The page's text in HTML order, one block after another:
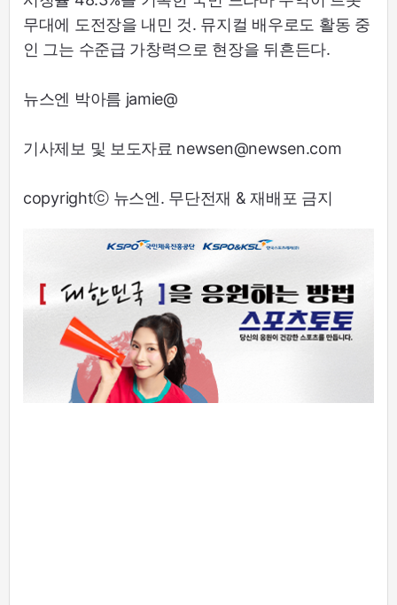
무대에 도전장을 내민 것. 뮤지컬 배우로도 활동 중
인 그는 수준급 가창력으로 현장을 뒤흔든다.
뉴스엔 박아름 jamie@
기사제보 및 보도자료 newsen@newsen.com
copyrightⓒ 뉴스엔. 무단전재 & 재배포 금지